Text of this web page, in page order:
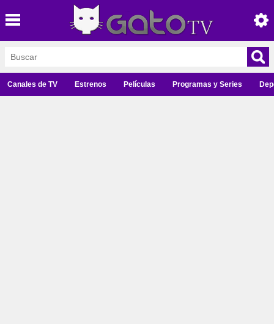
Canales de TV Estrenos Películas Programas y Series